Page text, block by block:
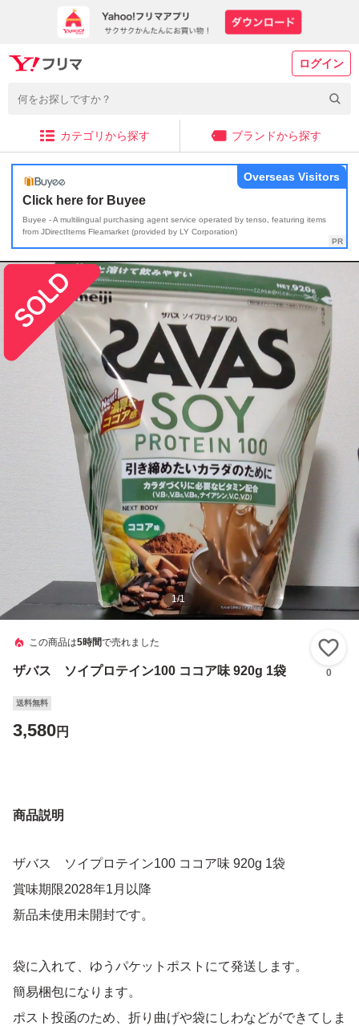
ログイン
カテゴリから探す ブランドから探す
Click here for Buyee
Buyee - A multilingual purchasing agent service operated by tenso, featuring items
from JDirectItems Fleamarket (provided by LY Corporation)
Overseas Visitors
1/1
この商品は5時間で売れました
ザバス ソイプロテイン100 ココア味 920g 1袋 0
送料無料
3,580円
商品説明
ザバス ソイプロテイン100 ココア味 920g 1袋
賞味期限2028年1月以降
新品未使用未開封です。
袋に入れて、ゆうパケットポストにて発送します。
簡易梱包になります。
ポスト投函のため、折り曲げや袋にしわなどができてしま